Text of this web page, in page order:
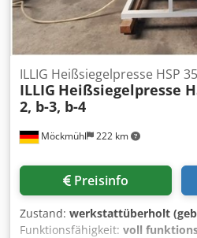
Möckmühl 222 km
ILLIG Heißsiegelpresse HSP
ILLIG Heißsiegelpresse
2, b-3, b-4
Preisinfo
Zustand: werkstattüberholt
Funktionsfähigkeit: voll